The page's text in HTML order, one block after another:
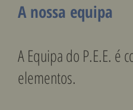
A nossa equipa
A Equipa do P.E.E. é
elementos.